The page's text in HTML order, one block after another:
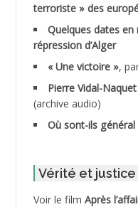
ADDALA Boualem*
ADDANE
ADDECHE Rachid
ADELIOUAT Vve AIT
terroriste » des
Quelques dates
répression d’Alger
« Une victoire »,
Pierre Vidal-
(archive audio)
Où sont-ils général
Vérité et justice
Voir le film Après